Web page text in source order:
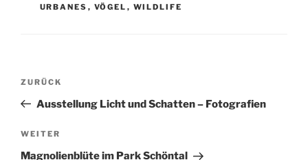
URBANES , VÖGEL , WILDLIFE
Beitragsnavigation
Vorheriger
Beitrag
ZURÜCK
Ausstellung Licht und Schatten – Fotografien
Nächster
Beitrag
WEITER
Magnolienblüte im Park Schöntal